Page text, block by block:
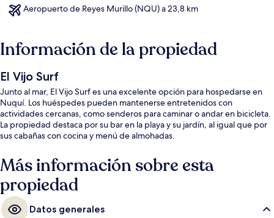
Aeropuerto de Reyes Murillo (NQU) a 23,8 km
Información de la propiedad
El Vijo Surf
Junto al mar, El Vijo Surf es una excelente opción para hospedarse en
Nuquí. Los huéspedes pueden mantenerse entretenidos con
actividades cercanas, como senderos para caminar o andar en bicicleta.
La propiedad destaca por su bar en la playa y su jardín, al igual que por
sus cabañas con cocina y menú de almohadas.
Más información sobre esta
propiedad
Datos generales